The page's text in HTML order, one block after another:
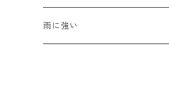
ハンドバッグ
水牛革
母の日
雨に強い